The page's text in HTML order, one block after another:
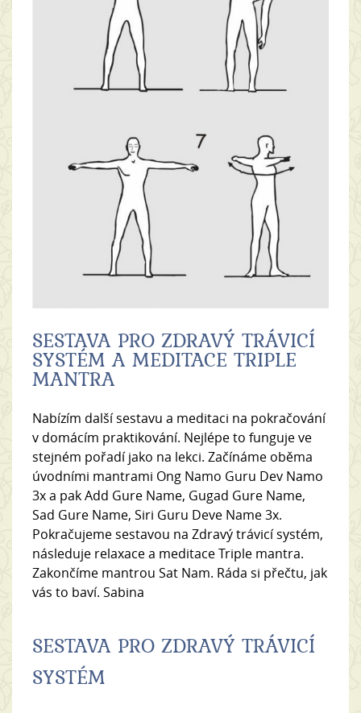
SESTAVA PRO ZDRAVÝ TRÁVICÍ
SYSTÉM A MEDITACE TRIPLE
MANTRA
Nabízím další sestavu a meditaci na pokračování
v domácím praktikování. Nejlépe to funguje ve
stejném pořadí jako na lekci. Začínáme oběma
úvodními mantrami Ong Namo Guru Dev Namo
3x a pak Add Gure Name, Gugad Gure Name,
Sad Gure Name, Siri Guru Deve Name 3x.
Pokračujeme sestavou na Zdravý trávicí systém,
následuje relaxace a meditace Triple mantra.
Zakončíme mantrou Sat Nam. Ráda si přečtu, jak
vás to baví. Sabina
SESTAVA PRO ZDRAVÝ TRÁVICÍ
SYSTÉM